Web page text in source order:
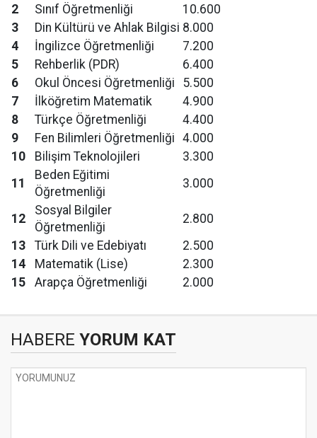
2
Sınıf Öğretmenliği
10.600
3
Din Kültürü ve Ahlak Bilgisi 8.000
4
İngilizce Öğretmenliği
7.200
5
Rehberlik (PDR)
6.400
6
Okul Öncesi Öğretmenliği
5.500
7
İlköğretim Matematik
4.900
8
Türkçe Öğretmenliği
4.400
9
Fen Bilimleri Öğretmenliği 4.000
10
Bilişim Teknolojileri
3.300
11
Beden Eğitimi
Öğretmenliği
3.000
12
Sosyal Bilgiler
Öğretmenliği
2.800
13
Türk Dili ve Edebiyatı
2.500
14
Matematik (Lise)
2.300
15
Arapça Öğretmenliği 2.000
HABERE YORUM KAT